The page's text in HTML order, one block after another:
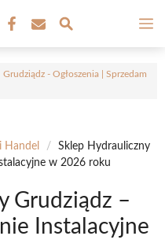
Grudziądz - Ogłoszenia | Sprzedam
Handel /
Sklep Hydrauliczny
w 2026 roku
Grudziądz –
Instalacyjne